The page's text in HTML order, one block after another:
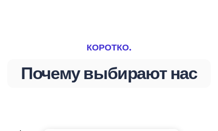
КОРОТКО.
Почему выбирают нас